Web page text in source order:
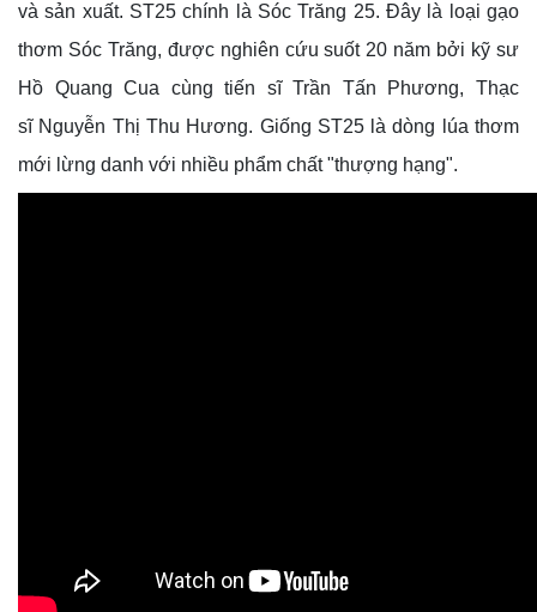
và sản xuất. ST25 chính là Sóc Trăng 25. Đây là loại gạo
thơm Sóc Trăng, được nghiên cứu suốt 20 năm bởi kỹ sư
Hồ Quang Cua cùng tiến sĩ Trần Tấn Phương, Thạc
sĩ Nguyễn Thị Thu Hương. Giống ST25 là dòng lúa thơm
mới lừng danh với nhiều phẩm chất "thượng hạng".